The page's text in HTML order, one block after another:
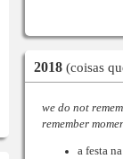
2018 (coisas
we do not
remember
a festa